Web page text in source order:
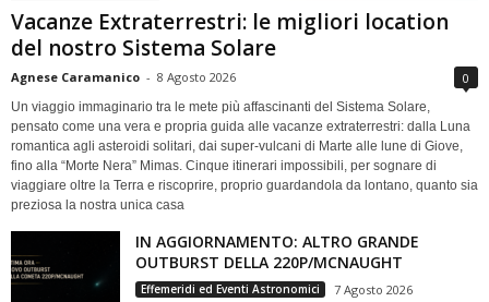
Vacanze Extraterrestri: le migliori location
del nostro Sistema Solare
Agnese Caramanico - 8 Agosto 2026 0
Un viaggio immaginario tra le mete più affascinanti del Sistema Solare,
pensato come una vera e propria guida alle vacanze extraterrestri: dalla Luna
romantica agli asteroidi solitari, dai super-vulcani di Marte alle lune di Giove,
fino alla “Morte Nera” Mimas. Cinque itinerari impossibili, per sognare di
viaggiare oltre la Terra e riscoprire, proprio guardandola da lontano, quanto sia
preziosa la nostra unica casa
IN AGGIORNAMENTO: ALTRO GRANDE
OUTBURST DELLA 220P/MCNAUGHT
Effemeridi ed Eventi Astronomici 7 Agosto 2026